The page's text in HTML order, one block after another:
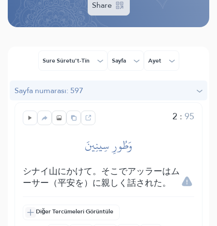
Share
Sure Sûretu't-Tîn Sayfa Ayet
Sayfa numarası: 597
2 :95
وَطُورِ سِينِينَ
シナイ山にかけて。そこでアッラーはム
ーサー（平安を）に親しく話された。
Diğer Tercümeleri Görüntüle